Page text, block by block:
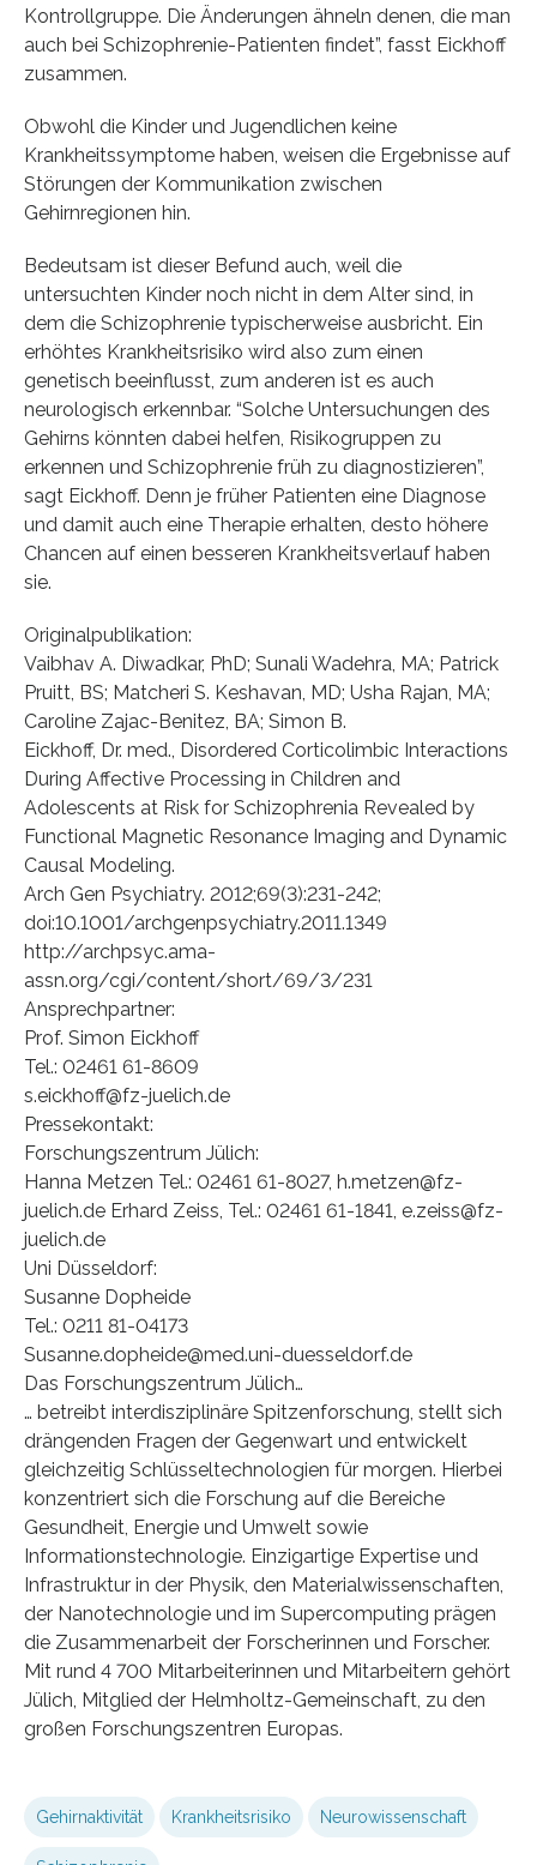
Kontrollgruppe. Die Änderungen ähneln denen, die man
auch bei Schizophrenie-Patienten findet”, fasst Eickhoff
zusammen.
Obwohl die Kinder und Jugendlichen keine
Krankheitssymptome haben, weisen die Ergebnisse auf
Störungen der Kommunikation zwischen
Gehirnregionen hin.
Bedeutsam ist dieser Befund auch, weil die
untersuchten Kinder noch nicht in dem Alter sind, in
dem die Schizophrenie typischerweise ausbricht. Ein
erhöhtes Krankheitsrisiko wird also zum einen
genetisch beeinflusst, zum anderen ist es auch
neurologisch erkennbar. “Solche Untersuchungen des
Gehirns könnten dabei helfen, Risikogruppen zu
erkennen und Schizophrenie früh zu diagnostizieren”,
sagt Eickhoff. Denn je früher Patienten eine Diagnose
und damit auch eine Therapie erhalten, desto höhere
Chancen auf einen besseren Krankheitsverlauf haben
sie.
Originalpublikation:
Vaibhav A. Diwadkar, PhD; Sunali Wadehra, MA; Patrick
Pruitt, BS; Matcheri S. Keshavan, MD; Usha Rajan, MA;
Caroline Zajac-Benitez, BA; Simon B.
Eickhoff, Dr. med., Disordered Corticolimbic Interactions
During Affective Processing in Children and
Adolescents at Risk for Schizophrenia Revealed by
Functional Magnetic Resonance Imaging and Dynamic
Causal Modeling.
Arch Gen Psychiatry. 2012;69(3):231-242;
doi:10.1001/archgenpsychiatry.2011.1349
http://archpsyc.ama-
assn.org/cgi/content/short/69/3/231
Ansprechpartner:
Prof. Simon Eickhoff
Tel.: 02461 61-8609
s.eickhoff@fz-juelich.de
Pressekontakt:
Forschungszentrum Jülich:
Hanna Metzen Tel.: 02461 61-8027, h.metzen@fz-
juelich.de Erhard Zeiss, Tel.: 02461 61-1841, e.zeiss@fz-
juelich.de
Uni Düsseldorf:
Susanne Dopheide
Tel.: 0211 81-04173
Susanne.dopheide@med.uni-duesseldorf.de
Das Forschungszentrum Jülich…
… betreibt interdisziplinäre Spitzenforschung, stellt sich
drängenden Fragen der Gegenwart und entwickelt
gleichzeitig Schlüsseltechnologien für morgen. Hierbei
konzentriert sich die Forschung auf die Bereiche
Gesundheit, Energie und Umwelt sowie
Informationstechnologie. Einzigartige Expertise und
Infrastruktur in der Physik, den Materialwissenschaften,
der Nanotechnologie und im Supercomputing prägen
die Zusammenarbeit der Forscherinnen und Forscher.
Mit rund 4 700 Mitarbeiterinnen und Mitarbeitern gehört
Jülich, Mitglied der Helmholtz-Gemeinschaft, zu den
großen Forschungszentren Europas.
Gehirnaktivität Krankheitsrisiko Neurowissenschaft